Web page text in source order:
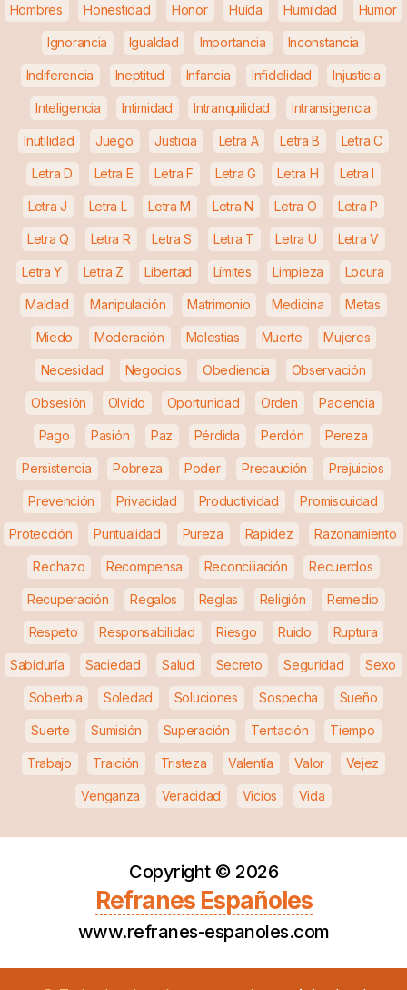
Hombres Honestidad Honor Huída Humildad Humor
Ignorancia Igualdad Importancia Inconstancia
Indiferencia Ineptitud Infancia Infidelidad Injusticia
Inteligencia Intimidad Intranquilidad Intransigencia
Inutilidad Juego Justicia Letra A Letra B Letra C
Letra D Letra E Letra F Letra G Letra H Letra I
Letra J Letra L Letra M Letra N Letra O Letra P
Letra Q Letra R Letra S Letra T Letra U Letra V
Letra Y Letra Z Libertad Límites Limpieza Locura
Maldad Manipulación Matrimonio Medicina Metas
Miedo Moderación Molestias Muerte Mujeres
Necesidad Negocios Obediencia Observación
Obsesión Olvido Oportunidad Orden Paciencia
Pago Pasión Paz Pérdida Perdón Pereza
Persistencia Pobreza Poder Precaución Prejuicios
Prevención Privacidad Productividad Promiscuidad
Protección Puntualidad Pureza Rapidez Razonamiento
Rechazo Recompensa Reconciliación Recuerdos
Recuperación Regalos Reglas Religión Remedio
Respeto Responsabilidad Riesgo Ruido Ruptura
Sabiduría Saciedad Salud Secreto Seguridad Sexo
Soberbia Soledad Soluciones Sospecha Sueño
Suerte Sumisión Superación Tentación Tiempo
Trabajo Traición Tristeza Valentía Valor Vejez
Venganza Veracidad Vicios Vida
Copyright © 2026
Refranes Españoles
www.refranes-espanoles.com